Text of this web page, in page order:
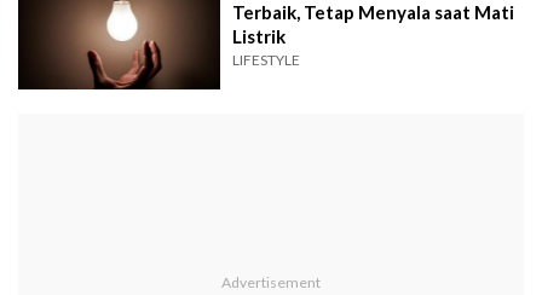
Terbaik, Tetap Menyala saat Mati
Listrik
LIFESTYLE